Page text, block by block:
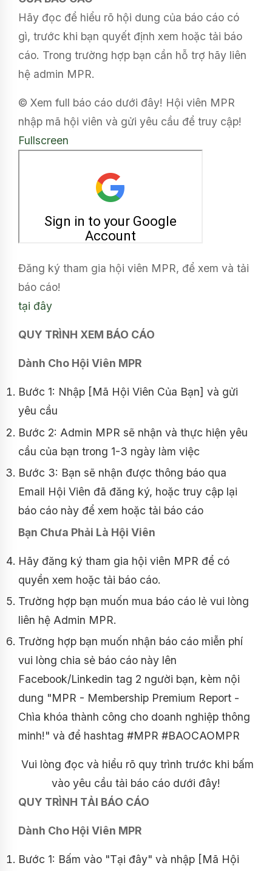
Hãy đọc để hiểu rõ hội dung của báo cáo có
gì, trước khi bạn quyết định xem hoặc tải báo
cáo. Trong trường hợp bạn cần hỗ trợ hãy liên
hệ admin MPR.
© Xem full báo cáo dưới đây! Hội viên MPR
nhập mã hội viên và gửi yêu cầu để truy cập!
Fullscreen
Đăng ký tham gia hội viên MPR, để xem và tải
báo cáo!
tại đây
QUY TRÌNH XEM BÁO CÁO
Dành Cho Hội Viên MPR
Bước 1: Nhập [Mã Hội Viên Của Bạn] và gửi
yêu cầu
Bước 2: Admin MPR sẽ nhận và thực hiện yêu
cầu của bạn trong 1-3 ngày làm việc
Bước 3: Bạn sẽ nhận được thông báo qua
Email Hội Viên đã đăng ký, hoặc truy cập lại
báo cáo này để xem hoặc tải báo cáo
Bạn Chưa Phải Là Hội Viên
Hãy đăng ký tham gia hội viên MPR để có
quyền xem hoặc tải báo cáo.
Trường hợp bạn muốn mua báo cáo lẻ vui lòng
liên hệ Admin MPR.
Trường hợp bạn muốn nhận báo cáo miễn phí
vui lòng chia sẻ báo cáo này lên
Facebook/Linkedin tag 2 người bạn, kèm nội
dung "MPR - Membership Premium Report -
Chìa khóa thành công cho doanh nghiệp thông
minh!" và để hashtag #MPR #BAOCAOMPR
Vui lòng đọc và hiểu rõ quy trình trước khi bấm
vào yêu cầu tải báo cáo dưới đây!
QUY TRÌNH TẢI BÁO CÁO
Dành Cho Hội Viên MPR
Bước 1: Bấm vào "Tại đây" và nhập [Mã Hội